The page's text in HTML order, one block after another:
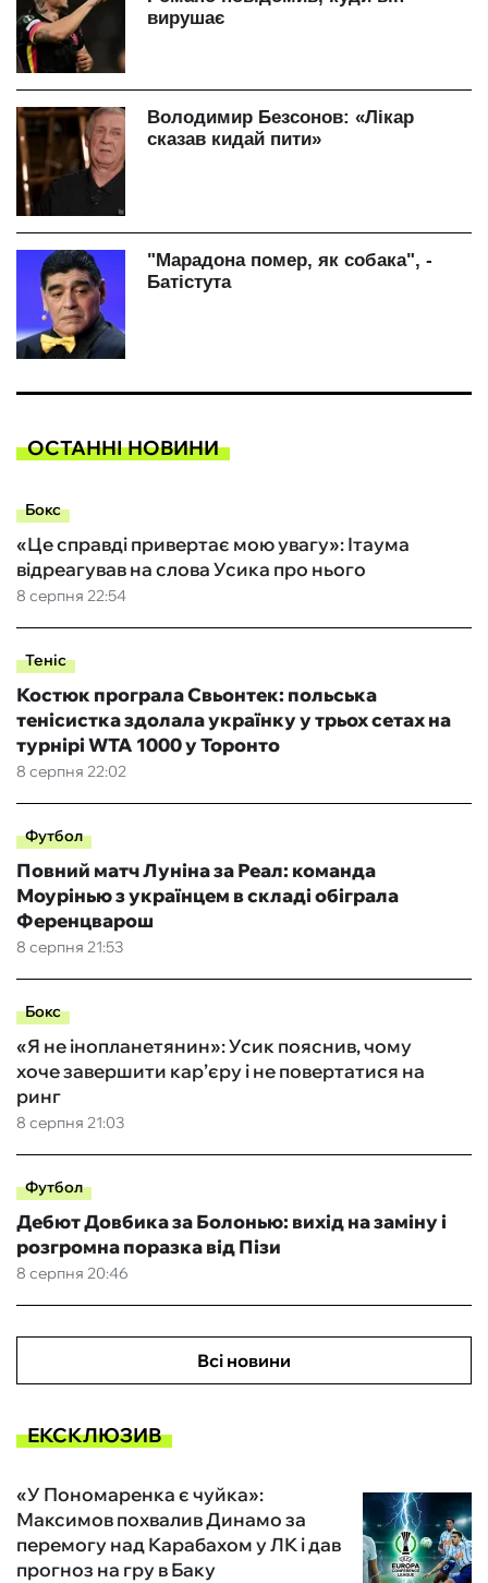
ОСТАННІ НОВИНИ
Бокс
8 серпня 22:54
«Це справді привертає мою увагу»: Ітаума
відреагував на слова Усика про нього
Теніс
8 серпня 22:02
Костюк програла Свьонтек: польська
тенісистка здолала українку у трьох сетах на
турнірі WTA 1000 у Торонто
Футбол
8 серпня 21:53
Повний матч Луніна за Реал: команда
Моурінью з українцем в складі обіграла
Ференцварош
Бокс
8 серпня 21:03
«Я не інопланетянин»: Усик пояснив, чому
хоче завершити кар’єру і не повертатися на
ринг
Футбол
8 серпня 20:46
Дебют Довбика за Болонью: вихід на заміну і
розгромна поразка від Пізи
Всі новини
ЕКСКЛЮЗИВ
«У Пономаренка є чуйка»:
Максимов похвалив Динамо за
перемогу над Карабахом у ЛК і дав
прогноз на гру в Баку